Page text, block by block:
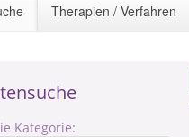
Therapien / Verfahren
Kategorie: